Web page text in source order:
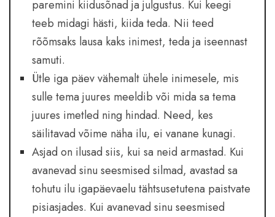
paremini kiidusõnad ja julgustus. Kui keegi
teeb midagi hästi, kiida teda. Nii teed
rõõmsaks lausa kaks inimest, teda ja iseennast
samuti.
Ütle iga päev vähemalt ühele inimesele, mis
sulle tema juures meeldib või mida sa tema
juures imetled ning hindad. Need, kes
säilitavad võime näha ilu, ei vanane kunagi.
Asjad on ilusad siis, kui sa neid armastad. Kui
avanevad sinu seesmised silmad, avastad sa
tohutu ilu igapäevaelu tähtsusetutena paistvate
pisiasjades. Kui avanevad sinu seesmised